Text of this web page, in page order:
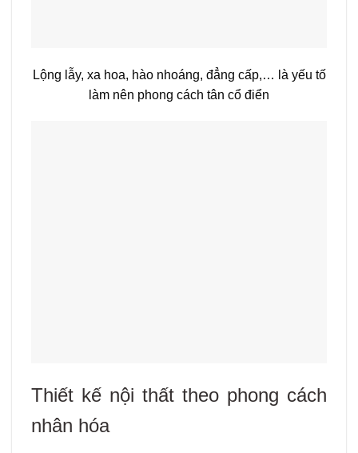
Lộng lẫy, xa hoa, hào nhoáng, đẳng cấp,… là yếu tố
làm nên phong cách tân cổ điển
Thiết kế nội thất theo phong cách
nhân hóa